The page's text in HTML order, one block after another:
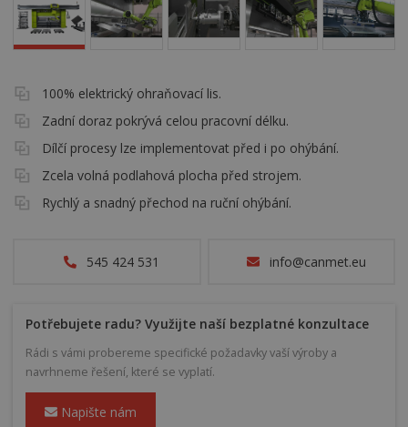
100% elektrický ohraňovací lis.
Zadní doraz pokrývá celou pracovní délku.
Dílčí procesy lze implementovat před i po ohýbání.
Zcela volná podlahová plocha před strojem.
Rychlý a snadný přechod na ruční ohýbání.
545 424 531 info@canmet.eu
Potřebujete radu? Využijte naší bezplatné konzultace
Rádi s vámi probereme specifické požadavky vaší výroby a
navrhneme řešení, které se vyplatí.
Napište nám